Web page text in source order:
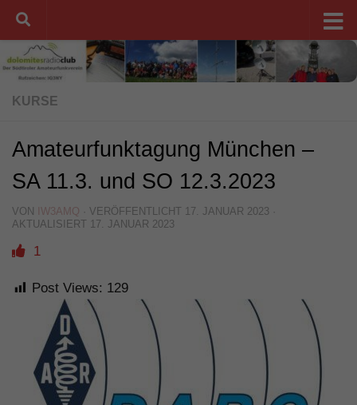
Unter dem Inhalt
KURSE
Amateurfunktagung München –
SA 11.3. und SO 12.3.2023
VON IW3AMQ · VERÖFFENTLICHT 17. JANUAR 2023 ·
AKTUALISIERT 17. JANUAR 2023
1
Post Views: 129